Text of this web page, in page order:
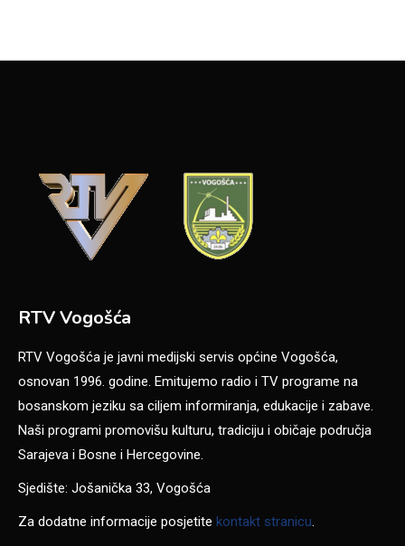
RTV Vogošća
RTV Vogošća je javni medijski servis općine Vogošća,
osnovan 1996. godine. Emitujemo radio i TV programe na
bosanskom jeziku sa ciljem informiranja, edukacije i zabave.
Naši programi promovišu kulturu, tradiciju i običaje područja
Sarajeva i Bosne i Hercegovine.
Sjedište: Jošanička 33, Vogošća
Za dodatne informacije posjetite kontakt stranicu